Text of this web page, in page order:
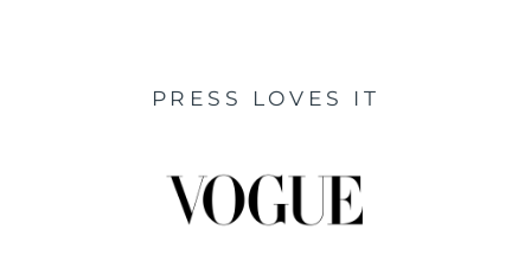
PRESS LOVES IT